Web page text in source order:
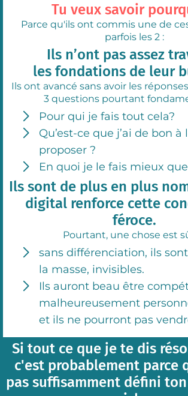
Tu veux savoir
Parce qu'ils ont commis une de
parfois les 2 :
Ils n’ont pas assez
les fondations de leur
Ils ont avancé sans avoir les
3 questions pourtant
Pour qui je fais tout cela?
Qu’est-ce que j’ai de bon à
proposer ?
En quoi je le fais mieux
Ils sont de plus en plus
digital renforce cette
féroce.
Pourtant, une chose est
sans différenciation, ils
la masse, invisibles.
Ils auront beau être
malheureusement
et ils ne pourront pas
Si tout ce que je te dis
c'est probablement parce
pas suffisamment défini